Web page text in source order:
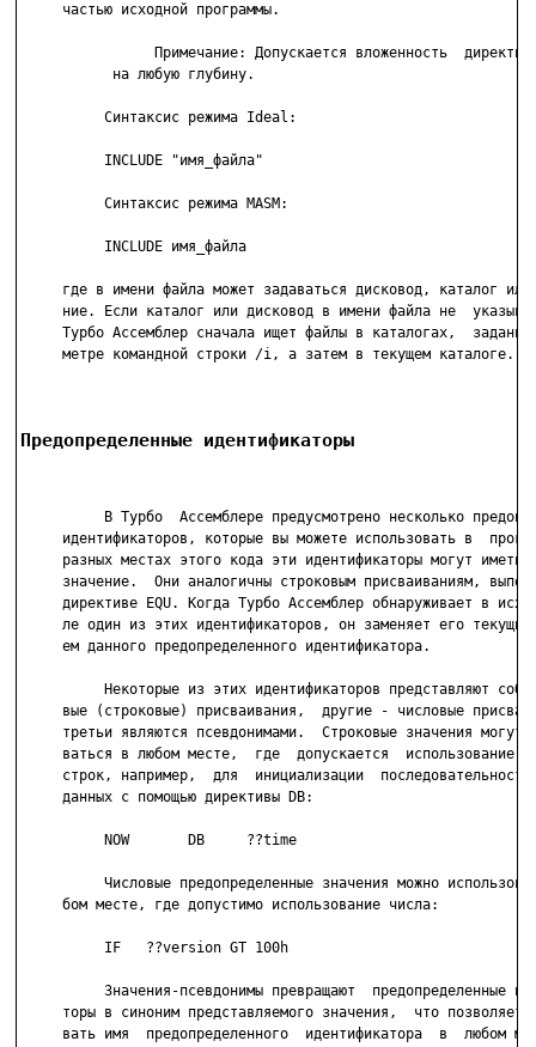
     частью исходной программы.
Примечание: Допускается вложенность  директив
           на любую глубину.
          Синтаксис режима Ideal:
          INCLUDE "имя_файла"
          Синтаксис режима MASM:
          INCLUDE имя_файла
где в имени файла может задаваться дисковод, каталог или
ние. Если каталог или дисковод в имени файла не
Турбо Ассемблер сначала ищет файлы в каталогах,
     метре командной строки /i, а затем в текущем каталоге.
Предопределенные идентификаторы
В Турбо  Ассемблере предусмотрено несколько
идентификаторов, которые вы можете использовать в
разных местах этого кода эти идентификаторы могут иметь
значение.  Они аналогичны строковым присваиваниям,
директиве EQU. Когда Турбо Ассемблер обнаруживает в
ле один из этих идентификаторов, он заменяет его текущим
     ем данного предопределенного идентификатора.
Некоторые из этих идентификаторов представляют
вые (строковые) присваивания,  другие - числовые
третьи являются псевдонимами.  Строковые значения могут
ваться в любом месте,  где  допускается  использование
строк, например,  для  инициализации  последовательности
     данных с помощью директивы DB:
          NOW       DB     ??time
Числовые предопределенные значения можно
     бом месте, где допустимо использование числа:
          IF   ??version GT 100h
Значения-псевдонимы превращают  предопределенные
торы в синоним представляемого значения,  что позволяет
вать имя  предопределенного  идентификатора  в  любом